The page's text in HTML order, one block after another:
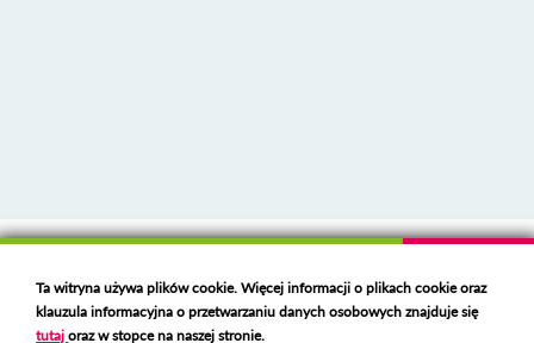
Deklaracja dostępności
Polski serwer RBLhttps://polspam.pl/
Ta witryna używa plików cookie. Więcej informacji o plikach cookie oraz
klauzula informacyjna o przetwarzaniu danych osobowych znajduje się
tutajoraz w stopce na naszej stronie.